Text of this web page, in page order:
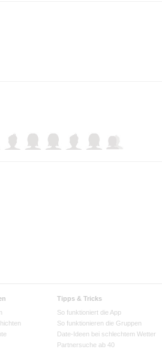
Tipps & Tricks
So funktioniert die App
So funktionieren die Gruppen
Date-Ideen bei schlechtem Wetter
Partnersuche ab 40